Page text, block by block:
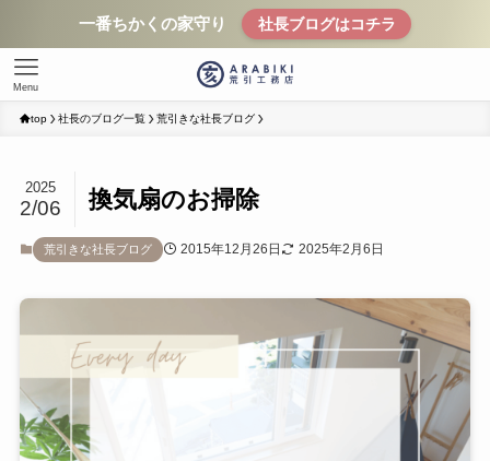
一番ちかくの家守り 社長ブログはコチラ
Menu
top 社長のブログ一覧 荒引きな社長ブログ
換気扇のお掃除
2025
2/06
荒引きな社長ブログ 2015年12月26日 2025年2月6日